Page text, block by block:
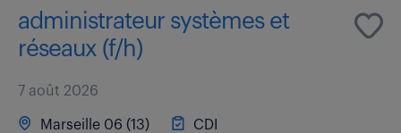
administrateur systèmes et
réseaux (f/h)
7 août 2026
Marseille 06 (13)
CDI